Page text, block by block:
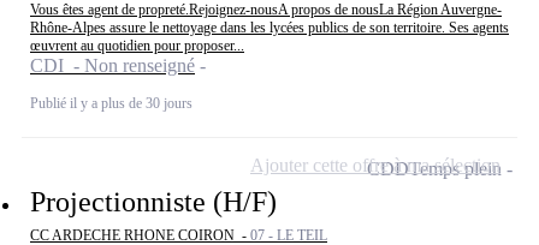
Vous êtes agent de propreté.Rejoignez-nousA propos de nousLa Région Auvergne-
Rhône-Alpes assure le nettoyage dans les lycées publics de son territoire. Ses agents
œuvrent au quotidien pour proposer...
CDI - Non renseigné
Publié il y a plus de 30 jours
Projectionniste (H/F)
CC ARDECHE RHONE COIRON - 07 - LE TEIL
CDDTemps plein
Ajouter cette offre à ma sélection